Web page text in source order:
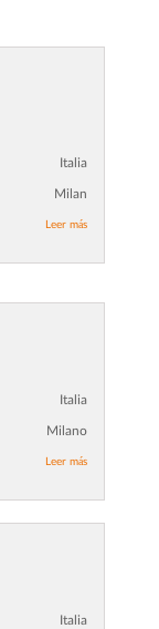
Italia
Milan
Leer más
Italia
Milano
Leer más
Italia